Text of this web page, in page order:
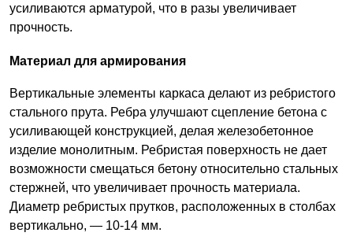
усиливаются арматурой, что в разы увеличивает
прочность.
Материал для армирования
Вертикальные элементы каркаса делают из ребристого
стального прута. Ребра улучшают сцепление бетона с
усиливающей конструкцией, делая железобетонное
изделие монолитным. Ребристая поверхность не дает
возможности смещаться бетону относительно стальных
стержней, что увеличивает прочность материала.
Диаметр ребристых прутков, расположенных в столбах
вертикально, — 10-14 мм.